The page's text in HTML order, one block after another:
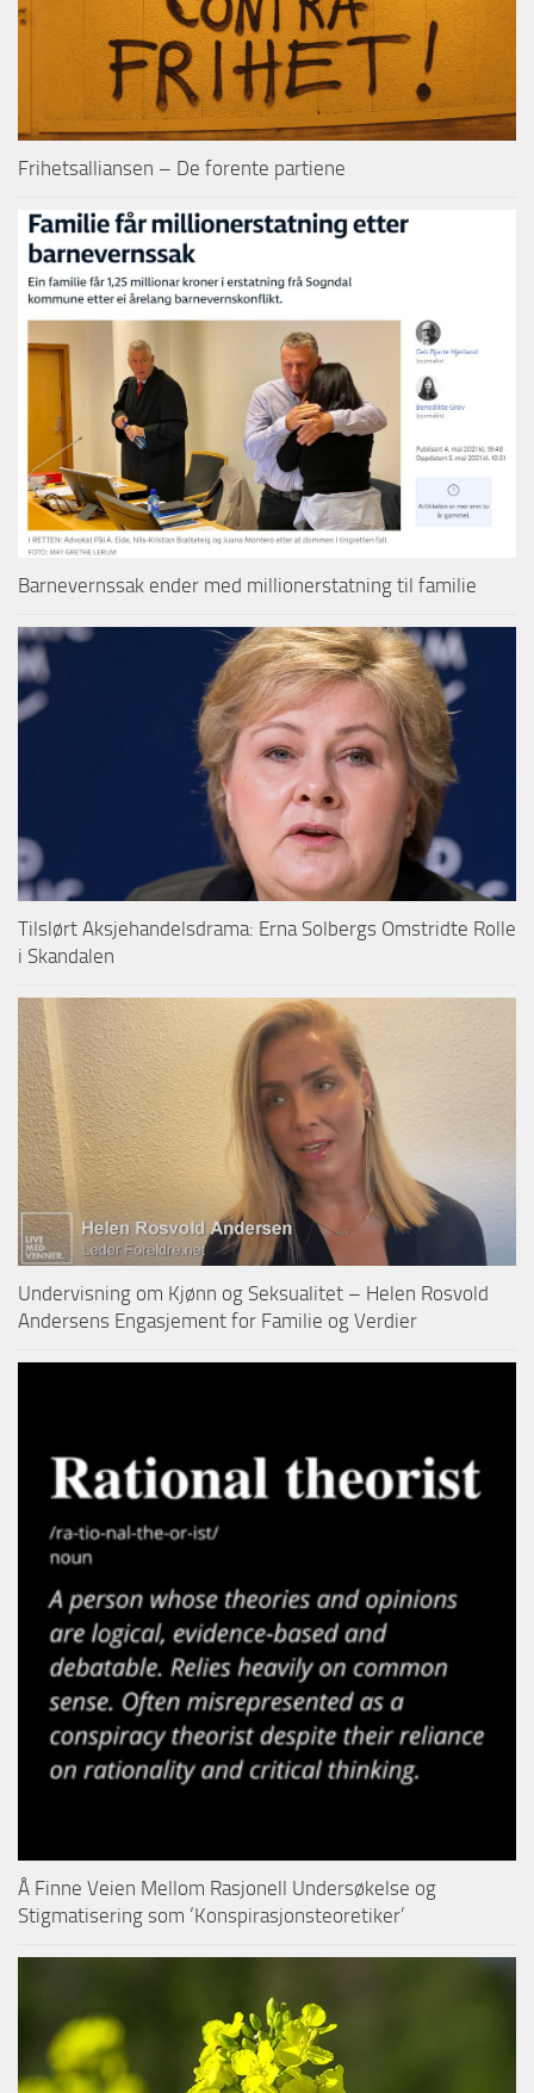
Frihetsalliansen – De forente partiene
Barnevernssak ender med millionerstatning til familie
Tilslørt Aksjehandelsdrama: Erna Solbergs Omstridte Rolle
i Skandalen
Undervisning om Kjønn og Seksualitet – Helen Rosvold
Andersens Engasjement for Familie og Verdier
Å Finne Veien Mellom Rasjonell Undersøkelse og
Stigmatisering som ‘Konspirasjonsteoretiker’